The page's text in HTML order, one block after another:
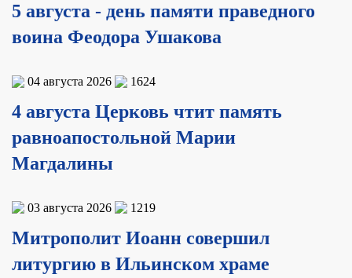
5 августа - день памяти праведного
воина Феодора Ушакова
04 августа 2026 1624
4 августа Церковь чтит память
равноапостольной Марии
Магдалины
03 августа 2026 1219
Митрополит Иоанн совершил
литургию в Ильинском храме